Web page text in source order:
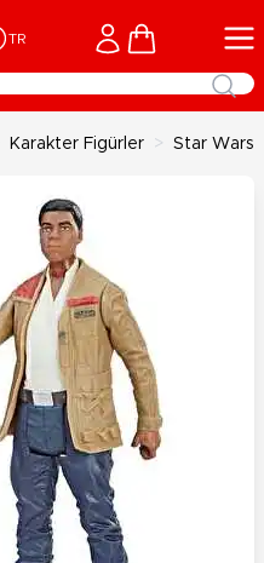
TR Cart
Karakter Figürler > Star Wars